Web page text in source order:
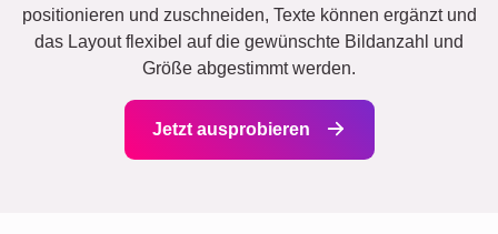
positionieren und zuschneiden, Texte können ergänzt und
das Layout flexibel auf die gewünschte Bildanzahl und
Größe abgestimmt werden.
Jetzt ausprobieren